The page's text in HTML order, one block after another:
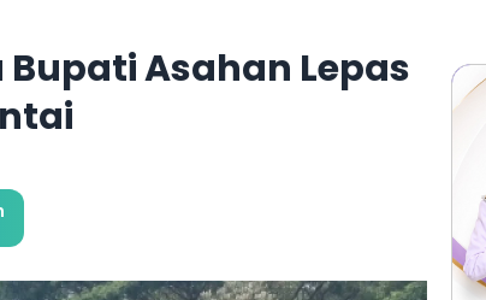
Asahan Lepas